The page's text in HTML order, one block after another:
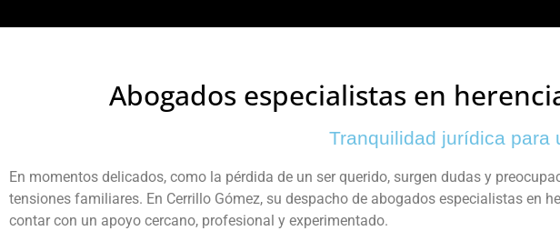
Abogados especialistas en
Tranquilidad jurídica para
En momentos delicados, como la pérdida de un ser querido, surgen dudas y
tensiones familiares. En Cerrillo Gómez, su despacho de abogados especialistas en
contar con un apoyo cercano, profesional y experimentado.